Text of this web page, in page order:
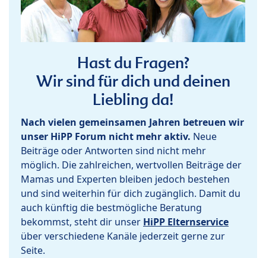
Hast du Fragen?
Wir sind für dich und deinen
Liebling da!
Nach vielen gemeinsamen Jahren betreuen wir
unser HiPP Forum nicht mehr aktiv. Neue
Beiträge oder Antworten sind nicht mehr
möglich. Die zahlreichen, wertvollen Beiträge der
Mamas und Experten bleiben jedoch bestehen
und sind weiterhin für dich zugänglich. Damit du
auch künftig die bestmögliche Beratung
bekommst, steht dir unser HiPP Elternservice
über verschiedene Kanäle jederzeit gerne zur
Seite.